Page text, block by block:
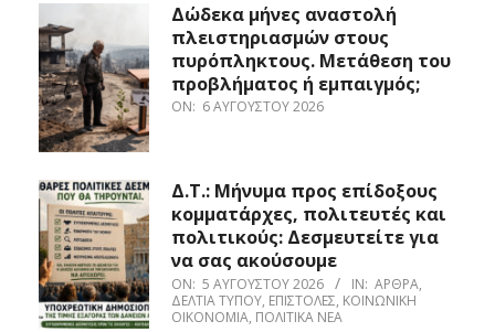
Δώδεκα μήνες αναστολή
πλειστηριασμών στους
πυρόπληκτους. Μετάθεση του
προβλήματος ή εμπαιγμός;
ON: 6 ΑΥΓΟΎΣΤΟΥ 2026
Δ.Τ.: Μήνυμα προς επίδοξους
κομματάρχες, πολιτευτές και
πολιτικούς: Δεσμευτείτε για
να σας ακούσουμε
ON: 5 ΑΥΓΟΎΣΤΟΥ 2026 IN: ΆΡΘΡΑ,
ΔΕΛΤΊΑ ΤΎΠΟΥ, ΕΠΙΣΤΟΛΈΣ, ΚΟΙΝΩΝΙΚΉ
ΟΙΚΟΝΟΜΊΑ, ΠΟΛΙΤΙΚΆ ΝΈΑ